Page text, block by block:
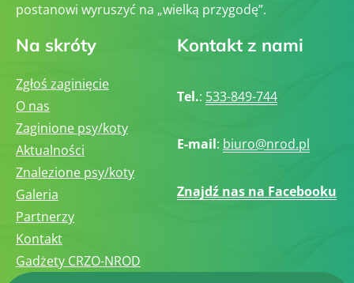
postanowi wyruszyć na „wielką przygodę”.
Na skróty
Zgłoś zaginięcie
O nas
Zaginione psy/koty
Aktualności
Znalezione psy/koty
Galeria
Partnerzy
Kontakt
Gadżety CRZO-NROD
Kontakt z nami
Tel.: 533-849-744
E-mail: biuro@nrod.pl
Znajdź nas na Facebooku